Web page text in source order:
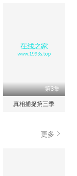
第3集
真相捕捉第三季
更多